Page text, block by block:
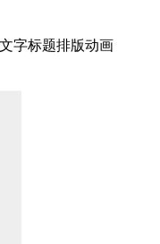
字标题排版动画